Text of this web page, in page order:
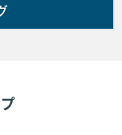
なお、お客様が